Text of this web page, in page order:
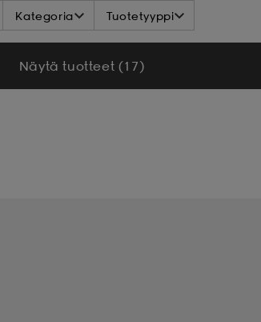
Kategoria Tuotetyyppi
Näytä tuotteet (17)